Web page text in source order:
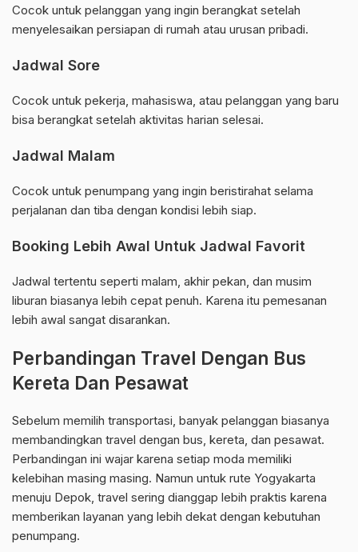
Cocok untuk pelanggan yang ingin berangkat setelah
menyelesaikan persiapan di rumah atau urusan pribadi.
Jadwal Sore
Cocok untuk pekerja, mahasiswa, atau pelanggan yang baru
bisa berangkat setelah aktivitas harian selesai.
Jadwal Malam
Cocok untuk penumpang yang ingin beristirahat selama
perjalanan dan tiba dengan kondisi lebih siap.
Booking Lebih Awal Untuk Jadwal Favorit
Jadwal tertentu seperti malam, akhir pekan, dan musim
liburan biasanya lebih cepat penuh. Karena itu pemesanan
lebih awal sangat disarankan.
Perbandingan Travel Dengan Bus
Kereta Dan Pesawat
Sebelum memilih transportasi, banyak pelanggan biasanya
membandingkan travel dengan bus, kereta, dan pesawat.
Perbandingan ini wajar karena setiap moda memiliki
kelebihan masing masing. Namun untuk rute Yogyakarta
menuju Depok, travel sering dianggap lebih praktis karena
memberikan layanan yang lebih dekat dengan kebutuhan
penumpang.